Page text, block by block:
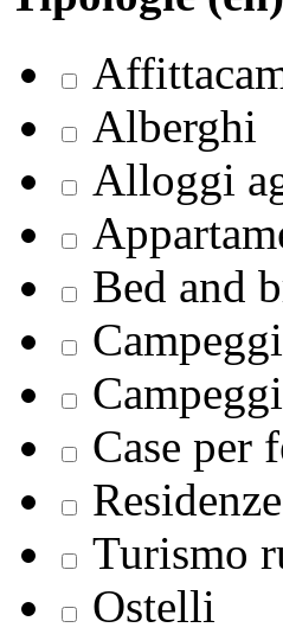
Alberghi
Alloggi
Bed and
Campeggi
Case per
Residenze
Turismo
Ostelli